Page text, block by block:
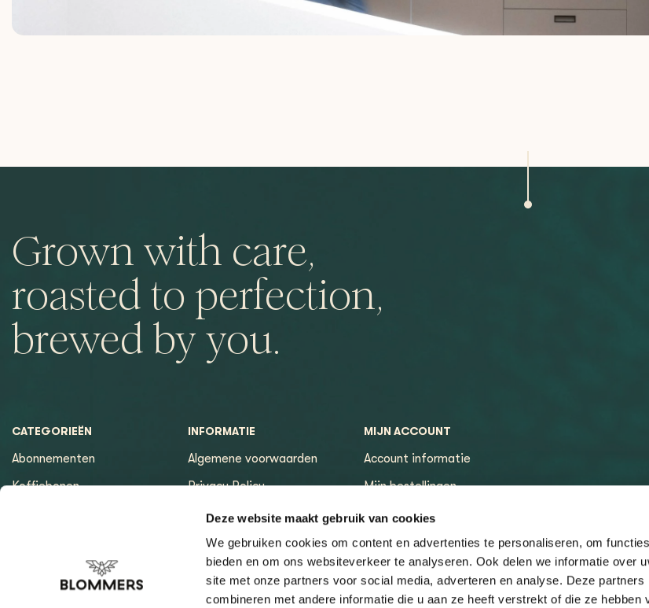
Deze website maakt gebruik van cookies
We gebruiken cookies om content en advertenties te personaliseren, om
bieden en om ons websiteverkeer te analyseren. Ook delen we informatie over
site met onze partners voor social media, adverteren en analyse. Deze partners
combineren met andere informatie die u aan ze heeft verstrekt of die ze hebben
Grown with care,
roasted to perfection,
brewed by you.
CATEGORIEËN
Abonnementen
Koffiebonen
Espresso tools
INFORMATIE
Algemene voorwaarden
Privacy Policy
Betaalmethoden
Retourneren
Contact & Openingstijden
Sitemap pagina
MIJN ACCOUNT
Account informatie
Mijn bestellingen
Mijn tickets